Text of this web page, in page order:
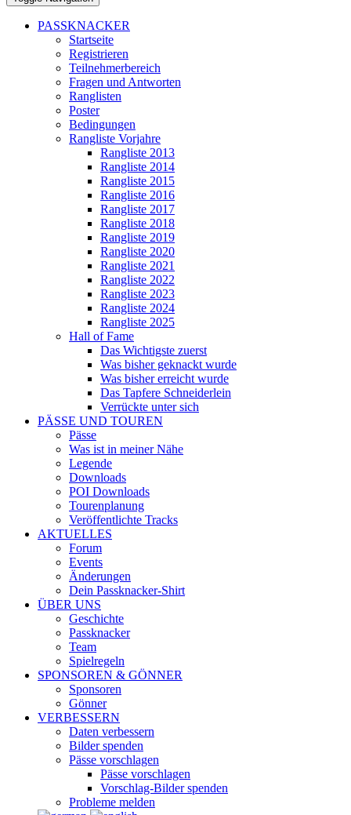
PASSKNACKER
Startseite
Registrieren
Teilnehmerbereich
Fragen und Antworten
Ranglisten
Poster
Bedingungen
Rangliste Vorjahre
Rangliste 2013
Rangliste 2014
Rangliste 2015
Rangliste 2016
Rangliste 2017
Rangliste 2018
Rangliste 2019
Rangliste 2020
Rangliste 2021
Rangliste 2022
Rangliste 2023
Rangliste 2024
Rangliste 2025
Hall of Fame
Das Wichtigste zuerst
Was bisher geknackt wurde
Was bisher erreicht wurde
Das Tapfere Schneiderlein
Verrückte unter sich
PÄSSE UND TOUREN
Pässe
Was ist in meiner Nähe
Legende
Downloads
POI Downloads
Tourenplanung
Veröffentlichte Tracks
AKTUELLES
Forum
Events
Änderungen
Dein Passknacker-Shirt
ÜBER UNS
Geschichte
Passknacker
Team
Spielregeln
SPONSOREN & GÖNNER
Sponsoren
Gönner
VERBESSERN
Daten verbessern
Bilder spenden
Pässe vorschlagen
Pässe vorschlagen
Vorschlag-Bilder spenden
Probleme melden